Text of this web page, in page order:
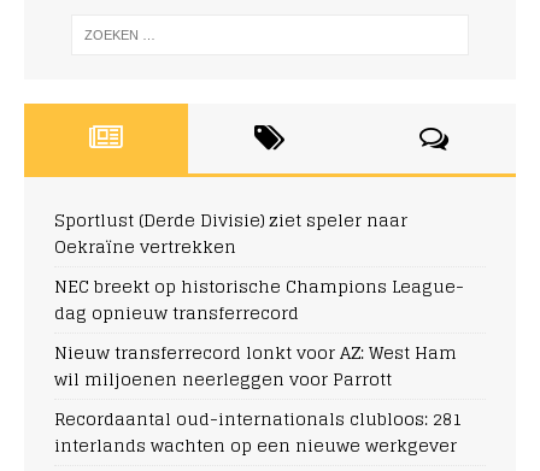
Sportlust (Derde Divisie) ziet speler naar
Oekraïne vertrekken
NEC breekt op historische Champions League-
dag opnieuw transferrecord
Nieuw transferrecord lonkt voor AZ: West Ham
wil miljoenen neerleggen voor Parrott
Recordaantal oud-internationals clubloos: 281
interlands wachten op een nieuwe werkgever